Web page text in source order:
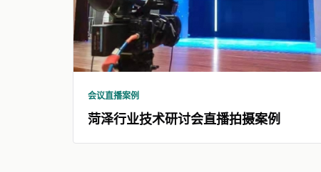
会议直播案例
菏泽行业技术研讨会直播拍摄案例